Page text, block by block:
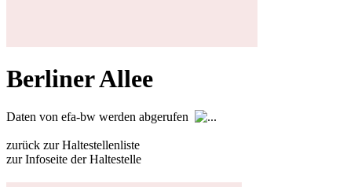
Berliner Allee
Daten von efa-bw werden abgerufen
zurück zur Haltestellenliste
zur Infoseite der Haltestelle